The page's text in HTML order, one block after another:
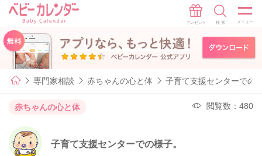
専門家相談 赤ちゃんの心と体 子育て支援センターでの
赤ちゃんの心と体 閲覧数：480
子育て支援センターでの様子。